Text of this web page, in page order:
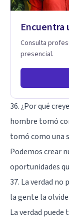
Encuentra
Consulta
presencial.
36. ¿Por qué
hombre tomó
tomó como una
Podemos crear
oportunidades
37. La verdad no
la gente la
La verdad